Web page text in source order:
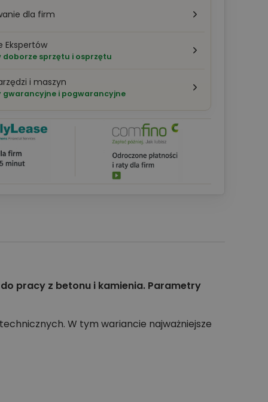
dla firm
Ekspertów
doborze sprzętu i osprzętu
i maszyn
gwarancyjne i pogwarancyjne
pracy z betonu i kamienia. Parametry
W tym wariancie najważniejsze